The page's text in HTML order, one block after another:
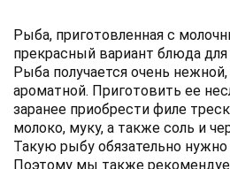
Рыба, приготовленная с
прекрасный вариант блюда для
Рыба получается очень
ароматной. Приготовить ее
заранее приобрести филе
молоко, муку, а также соль и
Такую рыбу обязательно
Поэтому мы также